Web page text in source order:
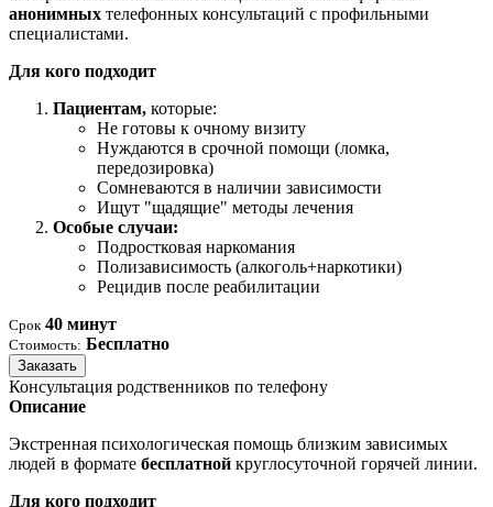
анонимных телефонных консультаций с профильными
специалистами.
Для кого подходит
Пациентам, которые:
Не готовы к очному визиту
Нуждаются в срочной помощи (ломка,
передозировка)
Сомневаются в наличии зависимости
Ищут "щадящие" методы лечения
Особые случаи:
Подростковая наркомания
Полизависимость (алкоголь+наркотики)
Рецидив после реабилитации
Срок 40 минут
Стоимость: Бесплатно
Заказать
Консультация родственников по телефону
Описание
Экстренная психологическая помощь близким зависимых
людей в формате бесплатной круглосуточной горячей линии.
Для кого подходит